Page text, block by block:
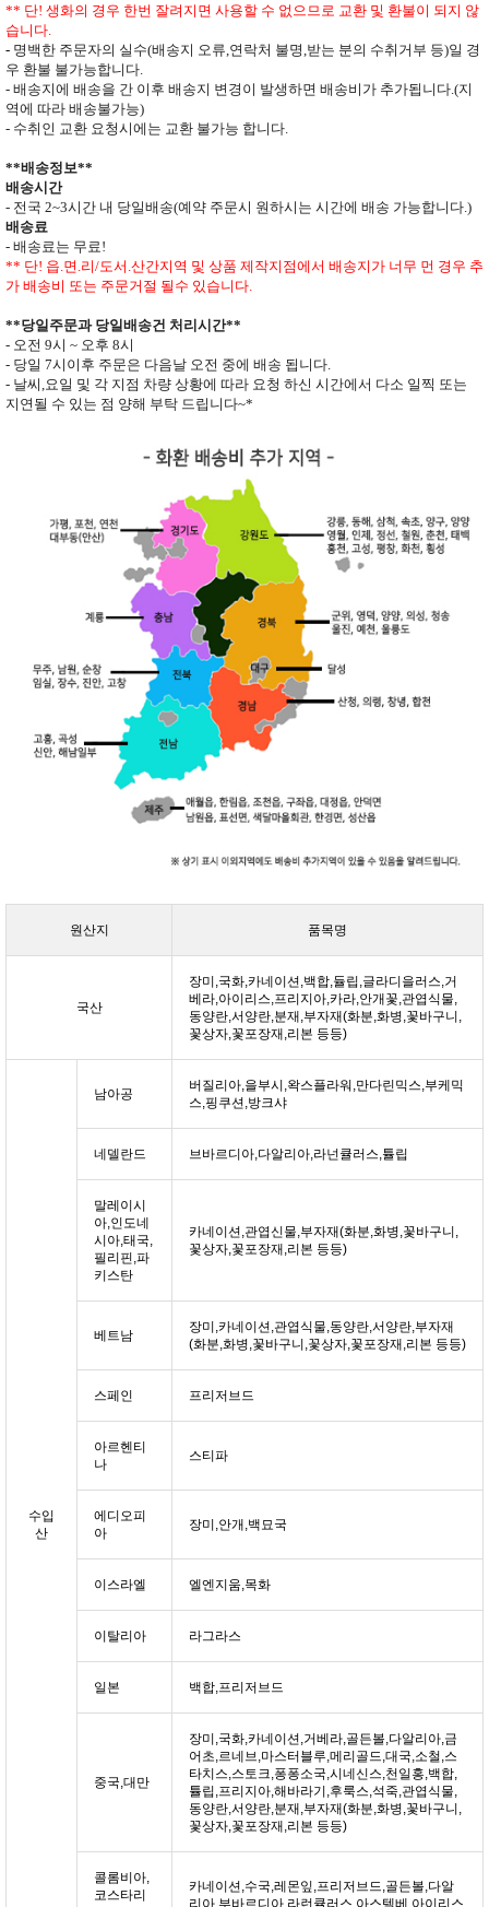
** 단! 생화의 경우 한번 잘려지면 사용할 수 없으므로 교환 및 환불이 되지 않
습니다
- 명백한 주문자의 실수(배송지 오류 연락처 불명 받는 분의 수취거부 등)일 경
우 환불 불가능합니다
- 배송지에 배송을 간 이후 배송지 변경이 발생하면 배송비가 추가됩니다 .(지
역에 따라 배송불가능)
- 수취인 교환 요청시에는 교환 불가능 합니다
**배송정보**
배송시간
- 전국 2~3시간 내 당일배송(예약 주문시 원하시는 시간에 배송 가능합니다 .)
배송료
- 배송료는 무료 !
** 단! 읍 면 리/도서 산간지역 및 상품 제작지점에서 배송지가 너무 먼 경우 추
가 배송비 또는 주문거절 될수 있습니다
**당일주문과 당일배송건 처리시간**
- 오전 9시 ~ 오후 8시
- 당일 7시이후 주문은 다음날 오전 중에 배송 됩니다
- 날씨 요일 및 각 지점 차량 상황에 따라 요청 하신 시간에서 다소 일찍 또는
지연될 수 있는 점 양해 부탁 드립니다~*
원산지 품목명
국산
장미,국화,카네이션,백합,듈립,글라디을러스,거
베라,아이리스,프리지아,카라,안개꽃,관엽식물,
동양란,서양란,분재,부자재(화분,화병,꽃바구니,
꽃상자,꽃포장재,리본 등등)
수입
산
남아공
버질리아,을부시,왁스플라워,만다린믹스,부케믹
스,핑쿠션,방크샤
네델란드 브바르디아,다알리아,라넌큘러스,튤립
말레이시
아,인도네
시아,태국,
필리핀,파
키스탄
카네이션,관엽신물,부자재(화분,화병,꽃바구니,
꽃상자,꽃포장재,리본 등등)
베트남
장미,카네이션,관엽식물,동양란,서양란,부자재
(화분,화병,꽃바구니,꽃상자,꽃포장재,리본 등등)
스페인 프리저브드
아르헨티
나
스티파
에디오피
아
장미,안개,백묘국
이스라엘 엘엔지움,목화
이탈리아 라그라스
일본 백합,프리저브드
중국,대만
장미,국화,카네이션,거베라,골든볼,다알리아,금
어초,르네브,마스터블루,메리골드,대국,소철,스
타치스,스토크,퐁퐁소국,시네신스,천일홍,백합,
튤립,프리지아,해바라기,후룩스,석죽,관엽식물,
동양란,서양란,분재,부자재(화분,화병,꽃바구니,
꽃상자,꽃포장재,리본 등등)
콜롬비아,
코스타리
카네이션,수국,레몬잎,프리저브드,골든볼,다알
리아,부바르디아,라런큘러스,아스텔베,아이리스